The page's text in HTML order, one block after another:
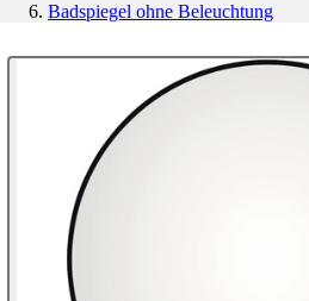
Badspiegel ohne Beleuchtung